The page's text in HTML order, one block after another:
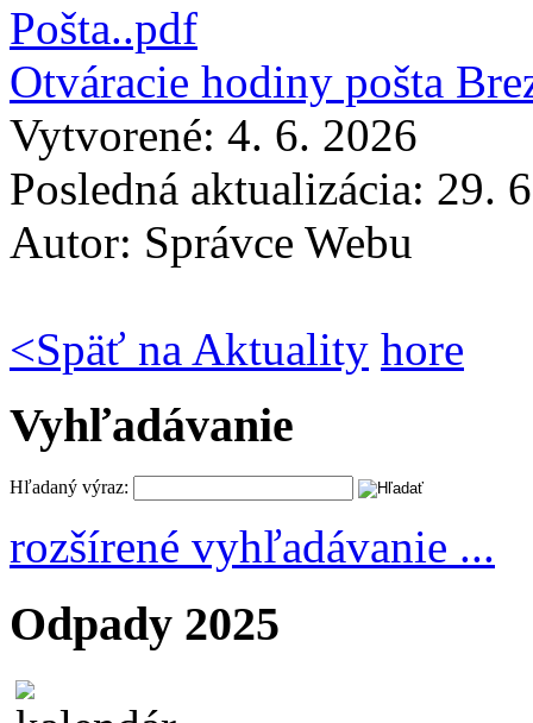
Pošta..pdf
Otváracie hodiny pošta
Vytvorené: 4. 6. 2026
Posledná aktualizácia: 29.
Autor: Správce Webu
<Späť na Aktuality hore
Vyhľadávanie
Hľadaný výraz:
rozšírené vyhľadávanie ...
Odpady 2025